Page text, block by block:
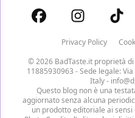
Privacy Policy
© 2026 BadTaste.it proprietà di
11885930963 - Sede legale:
Italy -
Questo blog non è una
aggiornato senza alcuna
un prodotto editoriale ai sensi